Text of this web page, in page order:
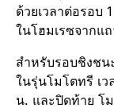
ด้วยเวลาต่อรอบ
ในโฮมเรซจากแ
สำหรับรอบชิงชน
ในรุ่นโมโตทรี เว
น. และปิดท้าย โ